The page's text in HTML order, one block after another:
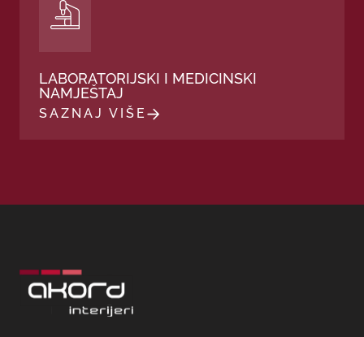
LABORATORIJSKI I MEDICINSKI
NAMJEŠTAJ
SAZNAJ VIŠE